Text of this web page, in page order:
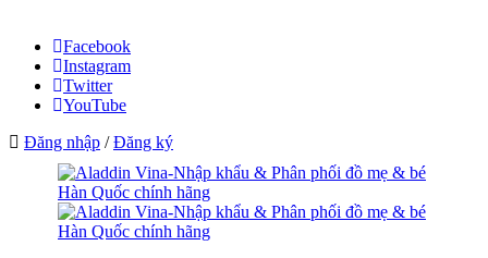
Facebook
Instagram
Twitter
YouTube
Đăng nhập /Đăng ký